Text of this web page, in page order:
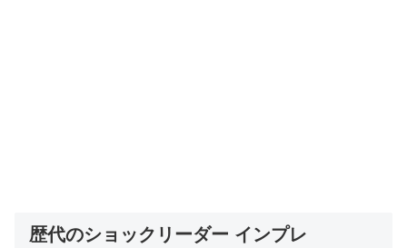
歴代のショックリーダー インプレ